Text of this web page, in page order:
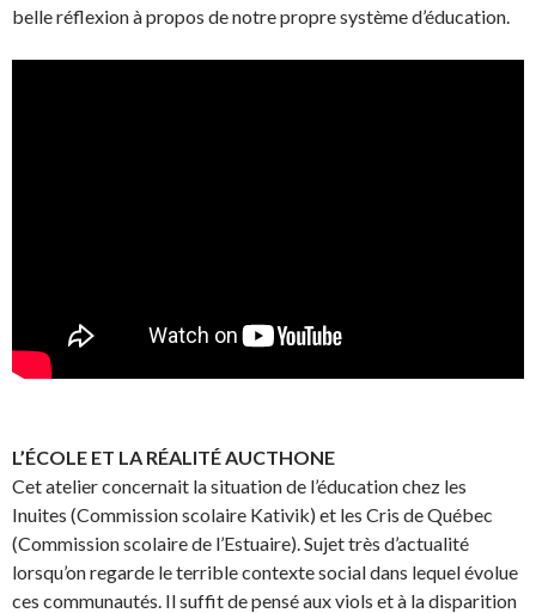
belle réflexion à propos de notre propre système d’éducation.
L’ÉCOLE ET LA RÉALITÉ AUCTHONE
Cet atelier concernait la situation de l’éducation chez les
Inuites (Commission scolaire Kativik) et les Cris de Québec
(Commission scolaire de l’Estuaire). Sujet très d’actualité
lorsqu’on regarde le terrible contexte social dans lequel évolue
ces communautés. Il suffit de pensé aux viols et à la disparition